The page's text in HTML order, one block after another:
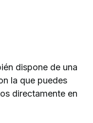
dispone de una
la que puedes
directamente en